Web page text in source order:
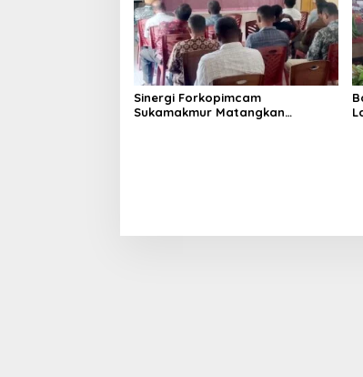
Sinergi Forkopimcam
Sukamakmur Matangkan